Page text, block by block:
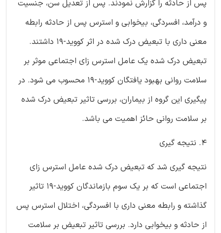
پس از حادثه را گزارش نمودند. پس از تعدیل سن، جنسیت
و درآمد، افسردگی، بیخوابی و استرس پس از حادثه رابطه
معنی داری با تبعیض درک شده در اثر کووید-19 داشتند.
تبعیض درک شده یک عامل استرس زای اجتماعی موثر بر
سلامت روانی بهبود یافتگان کووید-19 محسوب می شود. در
پیگیری این گروه از بیماران، بررسی تاثیر تبعیض درک شده
بر سلامت روانی حائز اهمیت می باشد.
4. نتیجه گیری
نتیجه گیری شد که تبعیض درک شده عامل استرس زای
اجتماعی است که بر یک سوم بازماندگان کووید-19 تاثیر
گذاشته و رابطه معنی داری با افسردگی، اختلال استرس پس
از حادثه و بیخوابی دارد. بررسی تاثیر تبعیض بر سلامت